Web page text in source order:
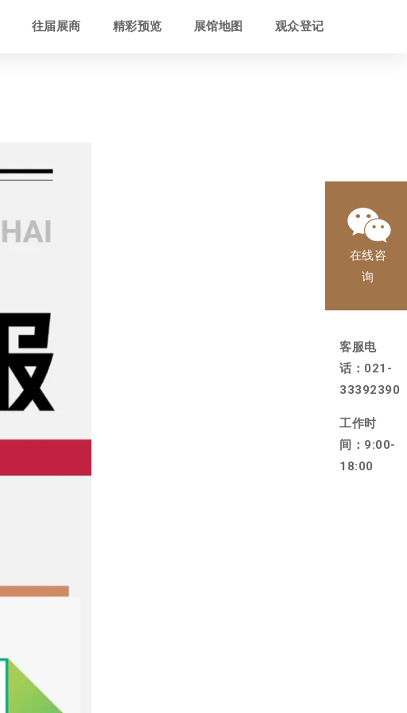
往届展商 精彩预览 展馆地图 观众登记
在线咨
询
客服电
话：021-
33392390
工作时
间：9:00-
18:00